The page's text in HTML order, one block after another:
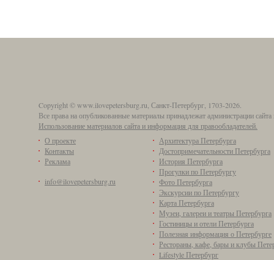
Copyright © www.ilovepetersburg.ru, Санкт-Петербург, 1703-2026.
Все права на опубликованные материалы принадлежат администрации
Использование материалов сайта и информация для правообладателей.
О проекте
Контакты
Реклама
info@ilovepetersburg.ru
Архитектура Петербурга
Достопримечательности Петербурга
История Петербурга
Прогулки по Петербургу
Фото Петербурга
Экскурсии по Петербургу
Карта Петербурга
Музеи, галереи и театры Петербурга
Гостиницы и отели Петербурга
Полезная информация о Петербурге
Рестораны, кафе, бары и клубы
Lifestyle Петербург